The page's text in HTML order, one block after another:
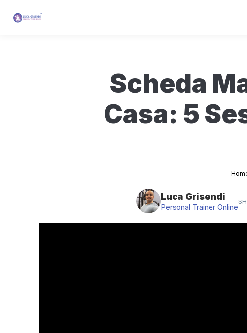
Scheda
Casa: 5
Tu
Luca Grisendi
Personal Trainer Online